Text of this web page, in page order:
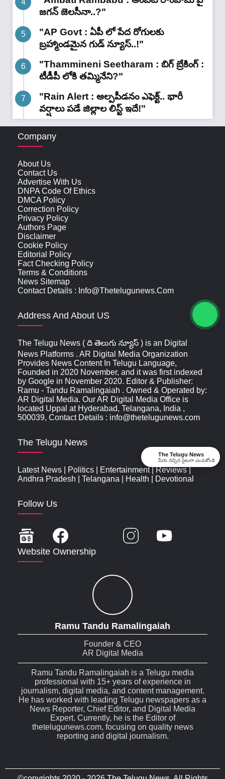
జగన్ జెలసీనా..?"
"AP Govt : ఏపీ లో పేద రోగులకు
బ్రహ్మాండమైన గుడ్ న్యూస్..!"
"Thammineni Seetharam : బిగ్ బ్రేకింగ్ :
టీడీపీ లోకి తమ్మినేని?"
"Rain Alert : అల్పపీడనం ఎఫెక్ట్.. భారీ
వర్షాలు పడే జిల్లాల లిస్ట్ ఇదే!"
Company
About Us
Contact Us
Advertise With Us
DNPA Code Of Ethics
DMCA Policy
Correction Policy
Privacy Policy
Authors Page
Disclaimer
Cookie Policy
Editorial Policy
Fact Checking Policy
Terms & Conditions
News Sitemap
Contact Details : Info@thetelugunews.com
Address And About US
The Telugu News ( ది తెలుగు న్యూస్‌ ) is an Digital
News Platforms . AR Digital Media Organization
Provides News Content In Telugu Language,
Founded in 2020 November, and it was first indexed
by Google in November 2020. Editor & Publisher:
Ramu - Tandu Ramalingaiah . Owned & Operated by:
AR Digital Media. Our AR Digital Media Office is
located Uppal at Hyderabad, Telangana, India ,
500039, Contact Details : info@thetelugunews.com
The Telugu News
Latest News Politics Entertainment|Reviews|
Andhra Pradesh
Telangana Health Devotional
Follow Us
Website Ownership
Ramu Tandu Ramalingaiah
Founder & CEO
AR Digital Media
Ramu Tandu Ramalingaiah is a Telugu media
professional with 15+ years of experience in
journalism, digital media, and content management.
He has worked with leading Telugu newspapers as a
News Reporter, Chief Editor, and Digital Media
Expert. Currently, he is the Editor of
thetelugunews.com, focusing on quality news
reporting and digital journalism.
The Telugu News
మీకు నచ్చిన సైటుగా ఎంచుకోండి